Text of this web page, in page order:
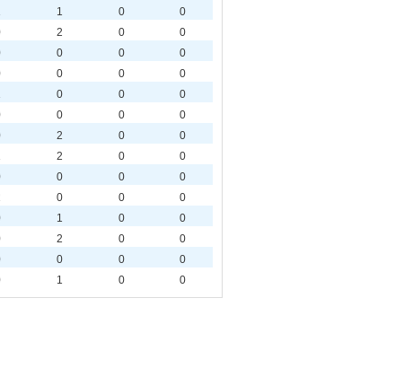
1 0
0
2 0
0
0 0
0
0 0
0
0 0
0
0 0
0
2 0
0
2 0
0
0 0
0
0 0
0
1 0
0
2 0
0
0 0
0
1 0 0